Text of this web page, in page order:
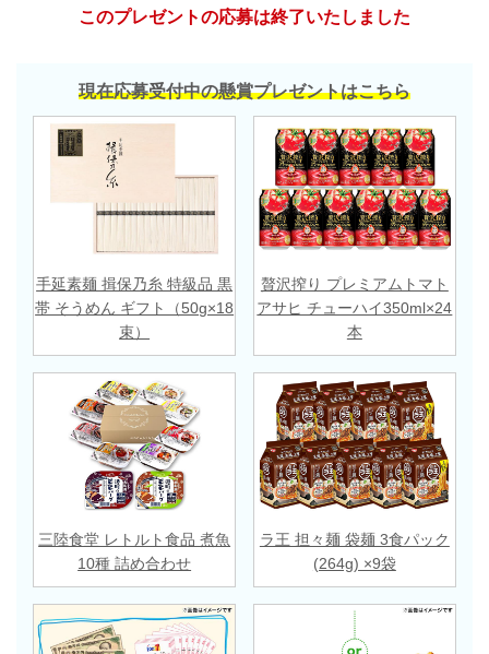
このプレゼントの応募は終了いたしました
現在応募受付中の懸賞プレゼントはこちら
手延素麺 揖保乃糸 特級品 黒
帯 そうめん ギフト（50g×18
束）
贅沢搾り プレミアムトマト
アサヒ チューハイ350ml×24
本
三陸食堂 レトルト食品 煮魚
10種 詰め合わせ
ラ王 担々麺 袋麺 3食パック
(264g) ×9袋